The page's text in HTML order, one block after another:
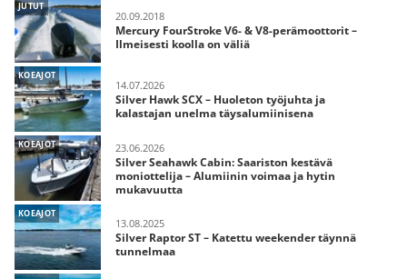
JUTUT
20.09.2018
Mercury FourStroke V6- & V8-perämoottorit –
Ilmeisesti koolla on väliä
KOEAJOT
14.07.2026
Silver Hawk SCX – Huoleton työjuhta ja
kalastajan unelma täysalumiinisena
KOEAJOT 23.06.2026
Silver Seahawk Cabin: Saariston kestävä
moniottelija – Alumiinin voimaa ja hytin
mukavuutta
KOEAJOT
13.08.2025
Silver Raptor ST – Katettu weekender täynnä
tunnelmaa